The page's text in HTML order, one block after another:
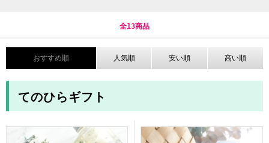
全13商品
おすすめ順 人気順 安い順 高い順
てのひらギフト